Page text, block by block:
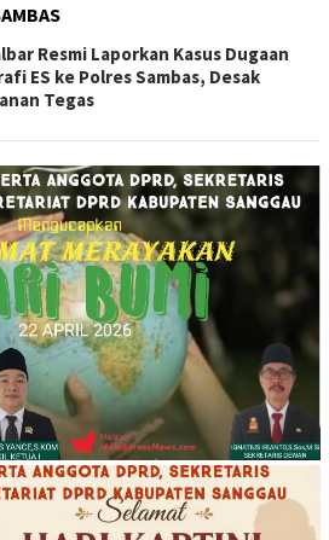
Resmi Laporkan Kasus Dugaan
ES ke Polres Sambas, Desak
Tegas